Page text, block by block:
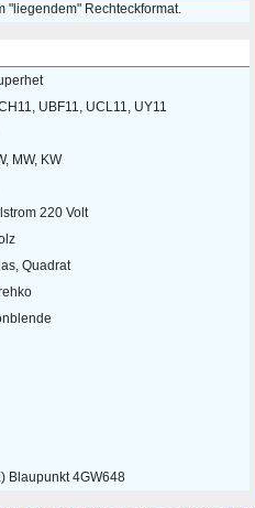
"liegendem" Rechteckformat.
UBF11, UCL11, UY11
MW, KW
220 Volt
Quadrat
Blaupunkt 4GW648